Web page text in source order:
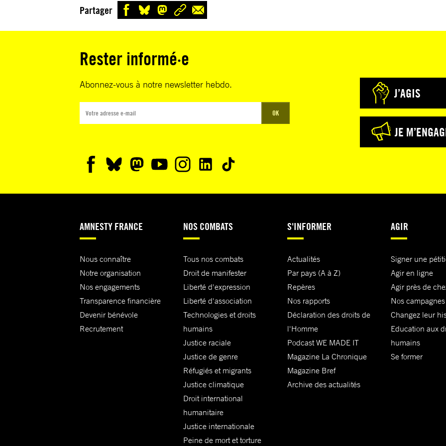
Partager
Rester informé·e
Abonnez-vous à notre newsletter hebdo.
OK
J’AGIS
JE
AMNESTY FRANCE
Nous connaître
Notre organisation
Nos engagements
Transparence financière
Devenir bénévole
Recrutement
NOS COMBATS
Tous nos combats
Droit de manifester
Liberté d'expression
Liberté d'association
Technologies et droits
humains
Justice raciale
Justice de genre
Réfugiés et migrants
Justice climatique
Droit international
humanitaire
Justice internationale
Peine de mort et torture
S'INFORMER
Actualités
Par pays (A à Z)
Repères
Nos rapports
Déclaration des droits de
l'Homme
Podcast WE MADE IT
Magazine La Chronique
Magazine Bref
Archive des actualités
AGIR
Signer une
Agir en ligne
Agir près de
Nos campagnes
Changez leur
Education aux
humains
Se former